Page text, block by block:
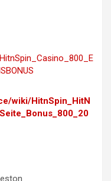
wiki/HitnSpin_HitN